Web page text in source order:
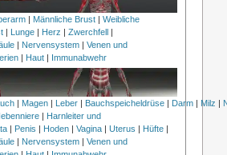
| Männliche Brust| Weibliche
| Lunge| Herz | Zwerchfell|
| Nervensystem | Venen und
| Haut | Immunabwehr
| Magen | Leber | Bauchspeicheldrüse | Darm | Milz |
| Harnleiter und
| Penis | Hoden| Vagina| Uterus | Hüfte|
| Nervensystem | Venen und